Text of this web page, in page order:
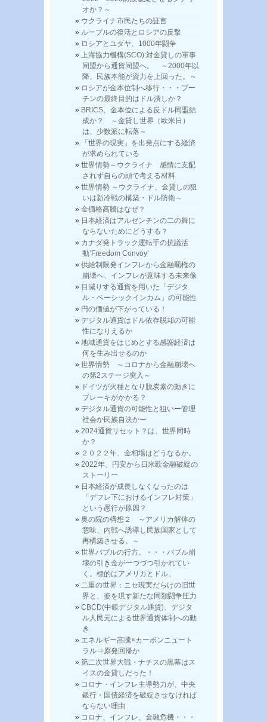
オか？～
ウクライナ市民たちの証言
ルーブルの復活とロシアの反撃
ロシアとユダヤ、1000年闘争
上海協力機構(SCO):対金貸しの軍事
同盟から通貨同盟へ。 ～2000年以
降、民族本能が資力を上回った。～
ロシアが金本位制へ移行・・・プー
チンの最終目的はドル潰しか？
BRICS、金本位による反ドル同盟結
成か？ ～金貸し世界（欧米日）
は、少数派に転落～
「世界の現実」を出発点にする経済
が求められている
世界情勢～ウクライナ 感情に支配
されず自らの頭で考える材料
世界情勢 ～ウクライナ、金貸しの狙
いは新冷戦の構築・ドル防衛～
金価格高騰はなぜ？
日本経済はアルゼンチンの二の舞に
ならないためにどうする？
カナダ発トラック運転手の抗議活
動’Freedom Convoy’
供給制限発インフレから金融覇権の
崩壊へ、インフレが意味する未来像
目減りする通貨を用いた「デジタ
ル・ベーシックインカム」の可能性
円の価値が下がっている！
デジタル通貨はドル依存脱却の可能
性になりえるか
地域通貨をはじめとする感謝経済は
何を生み出せるのか
世界情勢 ～コロナから金融崩壊へ
の第2ステージ突入～
ドイツが火種となり脱炭素の動きに
ブレーキがかかる？
デジタル通貨の可能性と狙いー管理
社会か民族自決かー
2024通貨リセット？は、世界同時
か？
２０２２年、金相場はどうなるか。
2022年、円安から日米欧金融破綻の
ストーリー
日本経済が成長しなくなったのは
「デフレ下におけるインフレ対策」
という愚行が原因？
奥の院の構想２ ～アメリカ解体の
意味、内戦へ誘導し民族国家として
再構築させる。～
世界バブルの行方。・・・バブル崩
壊の引き金が一つづつ引かれてい
く。標的はアメリカとドル。
二重の世界：ニセ現実だらけの旧世
界と、姿を現す新たな同類闘争圧力
CBCD(中銀デジタル通貨)、デジタ
ル人民元による世界通貨体制への動
き
エネルギー高騰×カーボンニュート
ラル⇒原発回帰か
第二次世界大戦・ナチスの黒幕はス
イスの金貸しだった！
コロナ・インフレ主導勢力が、中央
銀行・国債経済を破綻させなければ
ならない理由
コロナ、インフレ、金融危機・・・